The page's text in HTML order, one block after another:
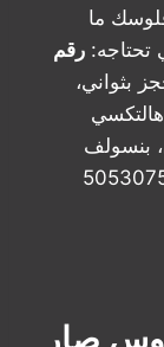
ما
تحتاجه: رقم
بثواني،
بنسولف